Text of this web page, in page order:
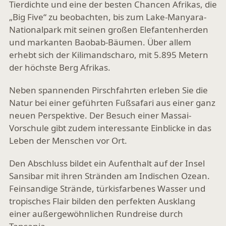
Tierdichte und eine der besten Chancen Afrikas, die
„Big Five“ zu beobachten, bis zum Lake-Manyara-
Nationalpark mit seinen großen Elefantenherden
und markanten Baobab-Bäumen. Über allem
erhebt sich der Kilimandscharo, mit 5.895 Metern
der höchste Berg Afrikas.
Neben spannenden Pirschfahrten erleben Sie die
Natur bei einer geführten Fußsafari aus einer ganz
neuen Perspektive. Der Besuch einer Massai-
Vorschule gibt zudem interessante Einblicke in das
Leben der Menschen vor Ort.
Den Abschluss bildet ein Aufenthalt auf der Insel
Sansibar mit ihren Stränden am Indischen Ozean.
Feinsandige Strände, türkisfarbenes Wasser und
tropisches Flair bilden den perfekten Ausklang
einer außergewöhnlichen Rundreise durch